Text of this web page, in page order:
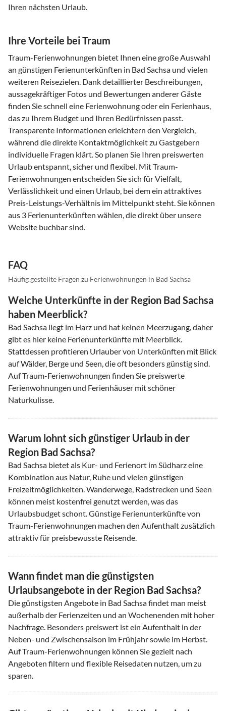
Ihren nächsten Urlaub.
Ihre Vorteile bei Traum
Traum-Ferienwohnungen bietet Ihnen eine große Auswahl
an günstigen Ferienunterkünften in Bad Sachsa und vielen
weiteren Reisezielen. Dank detaillierter Beschreibungen,
aussagekräftiger Fotos und Bewertungen anderer Gäste
finden Sie schnell eine Ferienwohnung oder ein Ferienhaus,
das zu Ihrem Budget und Ihren Bedürfnissen passt.
Transparente Informationen erleichtern den Vergleich,
während die direkte Kontaktmöglichkeit zu Gastgebern
individuelle Fragen klärt. So planen Sie Ihren preiswerten
Urlaub entspannt, sicher und flexibel. Mit Traum-
Ferienwohnungen entscheiden Sie sich für Vielfalt,
Verlässlichkeit und einen Urlaub, bei dem ein attraktives
Preis-Leistungs-Verhältnis im Mittelpunkt steht. Sie können
aus 3 Ferienunterkünften wählen, die direkt über unsere
Website buchbar sind.
FAQ
Häufig gestellte Fragen zu Ferienwohnungen in Bad Sachsa
Welche Unterkünfte in der Region Bad Sachsa
haben Meerblick?
Bad Sachsa liegt im Harz und hat keinen Meerzugang, daher
gibt es hier keine Ferienunterkünfte mit Meerblick.
Stattdessen profitieren Urlauber von Unterkünften mit Blick
auf Wälder, Berge und Seen, die oft besonders günstig sind.
Auf Traum-Ferienwohnungen finden Sie preiswerte
Ferienwohnungen und Ferienhäuser mit schöner
Naturkulisse.
Warum lohnt sich günstiger Urlaub in der
Region Bad Sachsa?
Bad Sachsa bietet als Kur- und Ferienort im Südharz eine
Kombination aus Natur, Ruhe und vielen günstigen
Freizeitmöglichkeiten. Wanderwege, Radstrecken und Seen
können meist kostenfrei genutzt werden, was das
Urlaubsbudget schont. Günstige Ferienunterkünfte von
Traum-Ferienwohnungen machen den Aufenthalt zusätzlich
attraktiv für preisbewusste Reisende.
Wann findet man die günstigsten
Urlaubsangebote in der Region Bad Sachsa?
Die günstigsten Angebote in Bad Sachsa findet man meist
außerhalb der Ferienzeiten und an Wochenenden mit hoher
Nachfrage. Besonders preiswert ist ein Aufenthalt in der
Neben- und Zwischensaison im Frühjahr sowie im Herbst.
Auf Traum-Ferienwohnungen können Sie gezielt nach
Angeboten filtern und flexible Reisedaten nutzen, um zu
sparen.